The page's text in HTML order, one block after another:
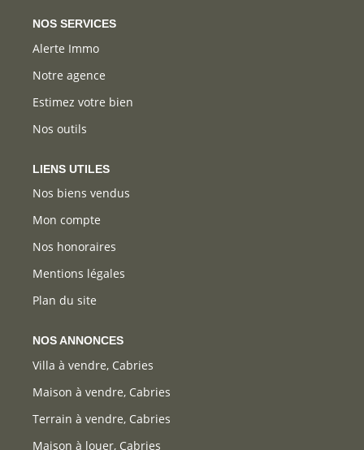
NOS SERVICES
Alerte Immo
Notre agence
Estimez votre bien
Nos outils
LIENS UTILES
Nos biens vendus
Mon compte
Nos honoraires
Mentions légales
Plan du site
NOS ANNONCES
Villa à vendre, Cabries
Maison à vendre, Cabries
Terrain à vendre, Cabries
Maison à louer, Cabries